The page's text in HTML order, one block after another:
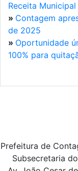
Receita Municipal
» Contagem
de 2025
» Oportunidade
100% para
Prefeitura de
Subsecretaria